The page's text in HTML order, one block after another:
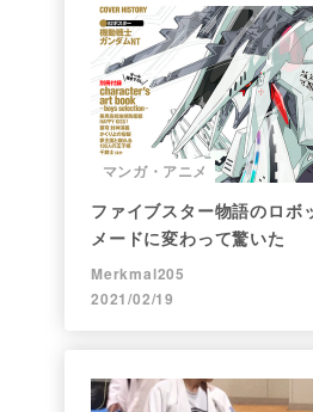
マンガ・アニメ
ファイブスター物語のロボ
メードに変わって驚いた
Merkmal205
2021/02/19